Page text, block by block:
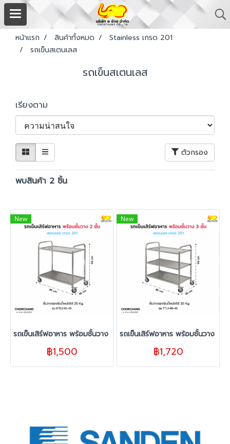
หน้าแรก สินค้าทั้งหมด
Stainless เกรด 201
รถเข็นสเตนเลส
รถเข็นสเตนเลส
เรียงตาม
ตัวกรอง
พบสินค้า 2 ชิ้น
New
รถเข็นเสิร์ฟอาหาร พร้อมชั้นวาง 2 ชั้น
฿1,500
New
รถเข็นเสิร์ฟอาหาร พร้อมชั้นวาง 3
฿1,720